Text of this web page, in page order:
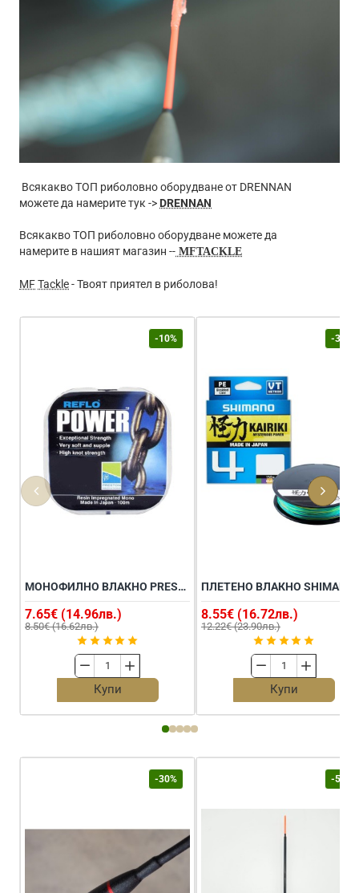
Всякакво ТОП риболовно оборудване от DRENNAN
можете да намерите тук -> DRENNAN
Всякакво ТОП риболовно оборудване можете да
намерите в нашият магазин -- MFTACKLE
MFTackle- Твоят приятел в риболова!
-10%
МОНОФИЛНО ВЛАКНО PRESTON REFLO POWER 100M
7.65€ (14.96лв.)
8.50€ (16.62лв.)
Монофилно
влакно
PRESTON
Reflo
Купи
-30%
8.55€ (16.72лв.)
12.22€ (23.90лв.)
Плетено
влакно
SHIMANO
Kairiki
Купи
-30% -50%